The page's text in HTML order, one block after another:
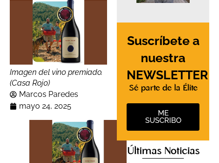
Imagen del vino premiado.
(Casa Rojo)
Marcos Paredes
mayo 24, 2025
Suscríbete a
nuestra
NEWSLETTER
Sé parte de la Élite
ME
SUSCRIBO
Últimas Noticias